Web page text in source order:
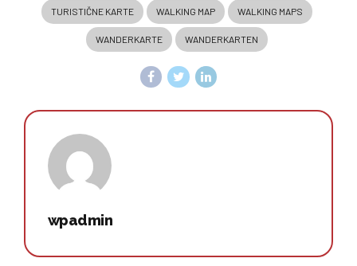
TURISTIČNE KARTE WALKING MAP WALKING MAPS
WANDERKARTE WANDERKARTEN
wpadmin